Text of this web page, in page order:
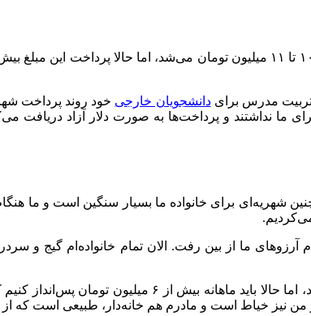
تربیت مدرس برایدانشجویان خارجی خود روند پرداخت
ما نداشتند و پرداخت‌ها به صورت دلار آزاد دریافت
برای خانواده ما بسیار سنگین است و ما
ما از بین رفت. الان تمام خانواده‌ام گیج و
خانواده هر ماه ۲‌میلیون تومان از درآمدشان را برای هزینه
من نیز خیاط است و مادرم هم خانه‌دار، طبیعی است که